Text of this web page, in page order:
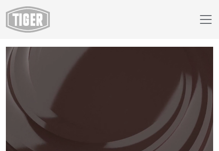
Finish Selector
29/60020 - RAL 8017 Chocolate Brown